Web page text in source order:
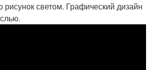
светом. Графический дизайн